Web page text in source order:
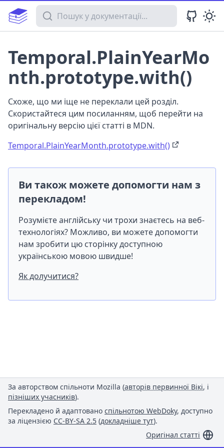
Пошук у документації
Temporal.PlainYearMo
nth.prototype.with()
Схоже, що ми іще не переклали цей розділ.
Скористайтеся цим посиланням, щоб перейти на
оригінальну версію цієї статті в MDN.
Temporal.PlainYearMonth.prototype.with()
Ви також можете допомогти нам з
перекладом!
Розумієте англійську чи трохи знаєтесь на веб-
технологіях? Можливо, ви можете допомогти
нам зробити цю сторінку доступною
українською мовою швидше!
Як долучитися?
За авторством спільноти Mozilla (авторів первинної Вікі, і
пізніших учасників).
Перекладено й адаптовано спільнотою WebDoky, доступно
за ліцензією CC-BY-SA 2.5 (докладніше тут).
Оригінал статті